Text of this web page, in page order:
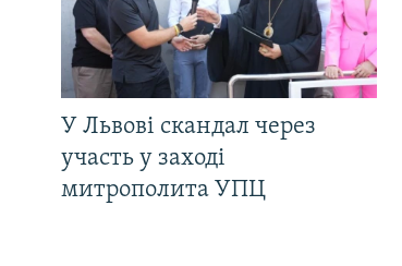
У Львові скандал через
участь у заході
митрополита УПЦ